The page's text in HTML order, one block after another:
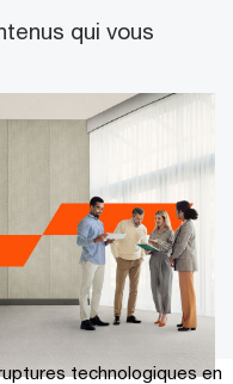
qui vous
technologiques en